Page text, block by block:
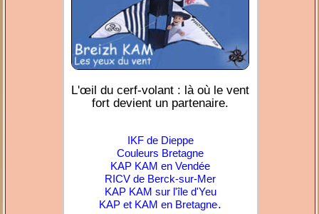
L'œil du cerf-volant : là où le vent
fort devient un partenaire.
IKF de Dieppe
Couleurs Bretagne
KAP KAM en Vendée
RICV de Berck-sur-Mer
KAP KAM sur l'île d'Yeu
KAP et KAM en Bretagne.